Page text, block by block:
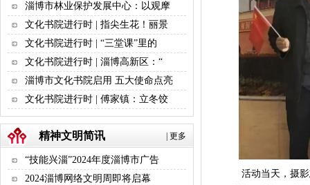
淄博市林业保护发展中心：以观摩
文化书院进行时 | 指尖生花！丽景
文化书院进行时 | “三堂课”里的
文化书院进行时 | 淄博高新区：“
淄博市文化书院启用 五大使命点亮
文化书院进行时 | 傅家镇：立冬饺
更多
精神文明简讯
“技能兴淄”2024年度淄博市广告
2024淄博网络文明周即将启幕
活动当天，摄影